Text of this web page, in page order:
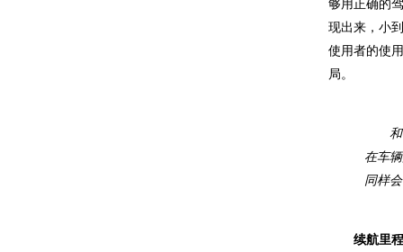
够用正确的
现出来，小
使用者的使
局。
在车
同样
续航里程